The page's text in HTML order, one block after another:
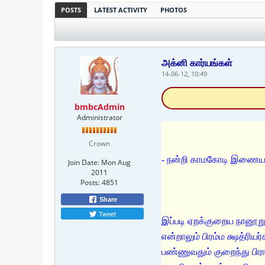
POSTS LATEST ACTIVITY PHOTOS
bmbcAdmin
Administrator
Crown
Join Date: Mon Aug
2011
Posts:4851
Share
Tweet
அக்னி கார்யங்கள்
14-06-12, 10:49
- நன்றி காமகோடி
இப்படி ஏறக்குறைய நானூறு யஜ்ஞங்கள் வேதத்தில் இருப்பதாகச் சொல்கிறார்கள். இவற்றில் ஒளபாஸனம் மட்டும் நாலு வர்ணத்தாரும் செய்யலாம் என்றாலும் பிரம்ம க்ஷத்ரியர்களே அதிகம் செய்ததாகவும் வைச்யர்கள் நடைமுறையில் அவ்வளவாகச் செய்து வரவில்லையென்றும், பிற்பாடு க்ஷத்ரியர் பண்ணுவதும் குறைந்து பிராம்மணர் மட்டுமே பண்ண ஆரம்பித்ததாகவும் சொல்கிறார்கள். க்ஷத்ரியர்களுக்கென்று மட்டுமே புஜபலம், வீர்ய விஜயம் முதலியவற்றைத் தருகிற யஜ்ஞங்கள் இருக்கின்றன. ராஜஸÂ¨யம், அச்வமேதம் முதலியவற்றைச் சக்கரவர்த்திகளே பண்ணியிருக்கிறார்கள். இப்படியே தன தானிய ஸம்ருத்தி (செழிப்பு) க்காக வைச்யர்களுக்கென்றேசில யஜ்ஞங்கள் உள்ளன. யாகத்தை நடத்திக் கொடுக்கும் ஹோதா, உக்தாதா, அத்வர்யு, பிரம்மா எல்லாரையும் பிராம்மணர்களாக வைத்துக் கொண்டு, யஜமானனாக க்ஷத்ரியனோ வைசியனோ இருந்து யாகம் செய்யவேண்டும். (அந்தக் காரியங்களையும் இந்த இரு ஜாதிகள் செய்வது என்றால் இவர்கள் செய்ய வேண்டிய ரக்ஷணை, வியாபாரம், விவசாயம் முதலியன பாழாகி விடுமே!) எல்லா யாகங்களையும் எல்லா பிராம்மணர்களும் செய்யவேண்டும் என்றில்லை. இவற்றில் அநேகம் குறிப்பிட்ட ஒவ்வொரு பலனுக்காக இருக்கும். பிள்ளை பிறக்கவேண்டுமென்பதற்காகப் புத்ரகாமேஷ்டி செய்வது என்று ராமாயணத்தில் கேள்வி பட்டிருக்கிறோமல்லவா?அப்படி. இவ்வாறு ஒரு இஷ்டத்தை உத்தேசித்துப் பண்ணுவது காம்ய கர்மா எனப்படும். அது ஒருவர் பிரியப்பட்டால் செய்கிற optional காரியந்தான். இஷ்டமிருந்தாலும் இல்லாவிட்டாலும் ஆத்ம சுத்திக்காகவும், லோக க்ஷேமத்துக்காகவும் செய்தே தீர வேண்டிய obligatory கர்மாக்களும் உண்டு. அவற்றுக்கு நித்யகர்மா என்று பெயர். 'நித்ய' என்றால் இங்கே தினந்தோறும் பண்ணுவது என்ற அர்த்தமில்லை. இப்படிப்பட்ட நித்ய கர்மாக்களாகப் பண்ண வேண்டியவை இருபத்தியோரு யக்ஞங்கள். நானூற்றில் மீதமுள்ளதைப் பண்ணினால் பண்ணலாம். பண்ணாவிட்டாலும் தோஷமில்லை. ஆனால் நாற்பது ஸம்ஸ்காரங்களிலேயே சேர்க்கப்பட்டு விட்ட இந்த இருபத்தியன்றை ஜன்மாவில் ஒரு தரமாவது செய்யவேண்டும். இந்த இருபத்தியன்றும் ஏழு பாக யக்ஞங்கள், ஏழு ஹவிர் யக்ஞங்கள், ஏழு ஸோம யக்ஞங்கள் என்று பிரியும் என்று முன்பே சொல்லியிருக்கிறேன். விவாஹம்